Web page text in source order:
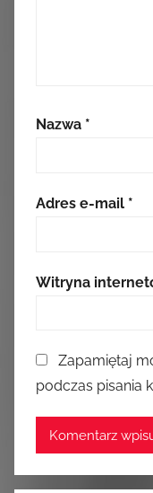
Nazwa *
Adres e-mail *
Witryna
Zapamiętaj
podczas pisania